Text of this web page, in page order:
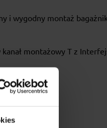
i wygodny montaż
montażowy T z